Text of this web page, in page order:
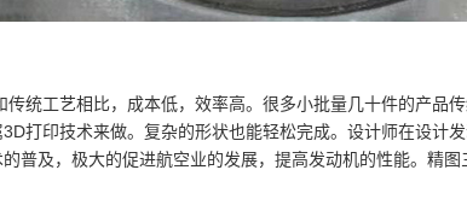
传统工艺相比，成本低，效率高。很多小批量几十件的产品
打印技术来做。复杂的形状也能轻松完成。设计师在设计
普及，极大的促进航空业的发展，提高发动机的性能。精